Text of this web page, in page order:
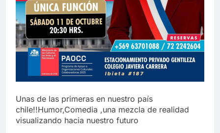
Unas de las primeras en nuestro país
chile!!Humor,Comedia ,una mezcla de realidad
visualizando hacia nuestro futuro